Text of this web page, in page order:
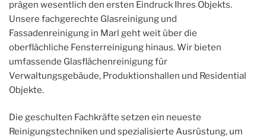
prägen wesentlich den ersten Eindruck Ihres Objekts.
Unsere fachgerechte Glasreinigung und
Fassadenreinigung in Marl geht weit über die
oberflächliche Fensterreinigung hinaus. Wir bieten
umfassende Glasflächenreinigung für
Verwaltungsgebäude, Produktionshallen und Residential
Objekte.
Die geschulten Fachkräfte setzen ein neueste
Reinigungstechniken und spezialisierte Ausrüstung, um